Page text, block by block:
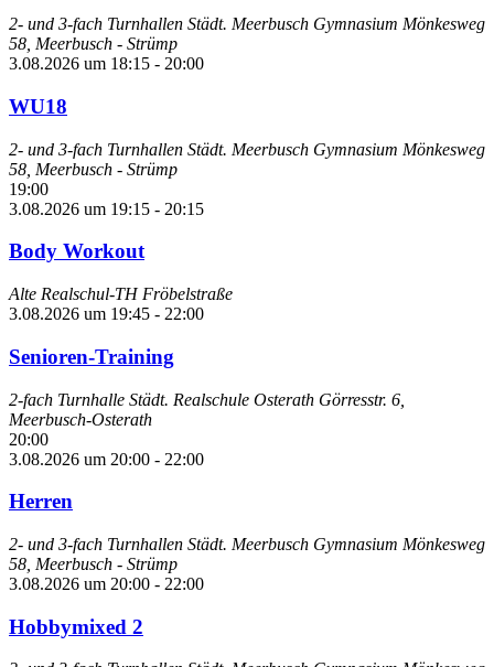
2- und 3-fach Turnhallen Städt. Meerbusch Gymnasium Mönkesweg
58, Meerbusch - Strümp
3.08.2026 um 18:15 - 20:00
WU18
2- und 3-fach Turnhallen Städt. Meerbusch Gymnasium Mönkesweg
58, Meerbusch - Strümp
19:00
3.08.2026 um 19:15 - 20:15
Body Workout
Alte Realschul-TH Fröbelstraße
3.08.2026 um 19:45 - 22:00
Senioren-Training
2-fach Turnhalle Städt. Realschule Osterath Görresstr. 6,
Meerbusch-Osterath
20:00
3.08.2026 um 20:00 - 22:00
Herren
2- und 3-fach Turnhallen Städt. Meerbusch Gymnasium Mönkesweg
58, Meerbusch - Strümp
3.08.2026 um 20:00 - 22:00
Hobbymixed 2